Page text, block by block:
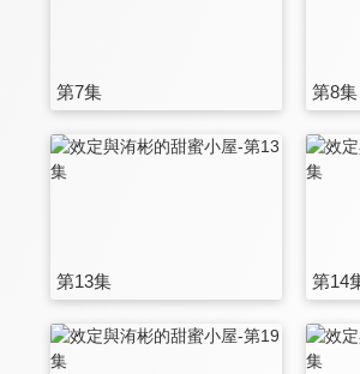
第7集 第8集
第13集 第14